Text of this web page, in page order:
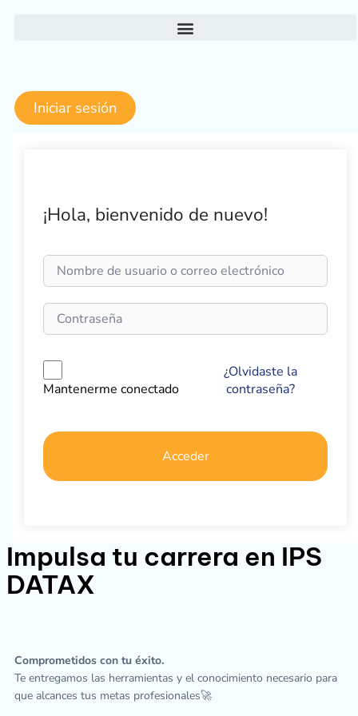
Iniciar sesión
¡Hola, bienvenido de nuevo!
Mantenerme conectado
¿Olvidaste la
contraseña?
Acceder
Impulsa tu carrera en IPS
DATAX
Comprometidos con tu éxito.
Te entregamos las herramientas y el conocimiento necesario para
que alcances tus metas profesionales🚀